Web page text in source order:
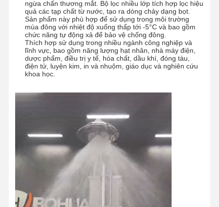
ngừa chấn thương mắt. Bộ lọc nhiều lớp tích hợp lọc hiệu
quả các tạp chất từ nước, tạo ra dòng chảy dạng bọt.
Sản phẩm này phù hợp để sử dụng trong môi trường
mùa đông với nhiệt độ xuống thấp tới -5°C và bao gồm
chức năng tự động xả để bảo vệ chống đông.
Thích hợp sử dụng trong nhiều ngành công nghiệp và
lĩnh vực, bao gồm năng lượng hạt nhân, nhà máy điện,
dược phẩm, điều trị y tế, hóa chất, dầu khí, đóng tàu,
điện tử, luyện kim, in và nhuộm, giáo dục và nghiên cứu
khoa học.